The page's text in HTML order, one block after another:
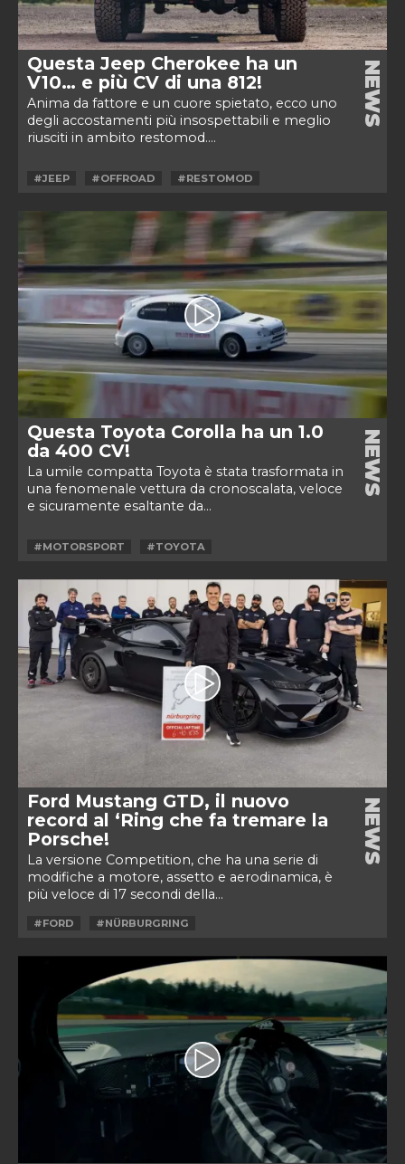
Questa Jeep Cherokee ha un
V10… e più CV di una 812!
Anima da fattore e un cuore spietato, ecco uno
degli accostamenti più insospettabili e meglio
riusciti in ambito restomod....
NEWS
#JEEP #OFFROAD #RESTOMOD
Questa Toyota Corolla ha un 1.0
da 400 CV!
La umile compatta Toyota è stata trasformata in
una fenomenale vettura da cronoscalata, veloce
e sicuramente esaltante da...
NEWS
#MOTORSPORT #TOYOTA
Ford Mustang GTD, il nuovo
record al ‘Ring che fa tremare la
Porsche!
La versione Competition, che ha una serie di
modifiche a motore, assetto e aerodinamica, è
più veloce di 17 secondi della...
NEWS
#FORD #NÜRBURGRING